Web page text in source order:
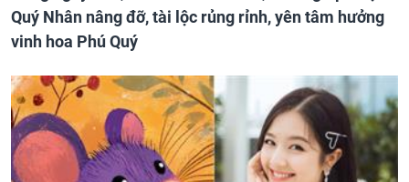
Quý Nhân nâng đỡ, tài lộc rủng rỉnh, yên tâm hưởng
vinh hoa Phú Quý